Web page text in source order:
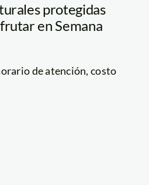
protegidas
en Semana
de atención, costo